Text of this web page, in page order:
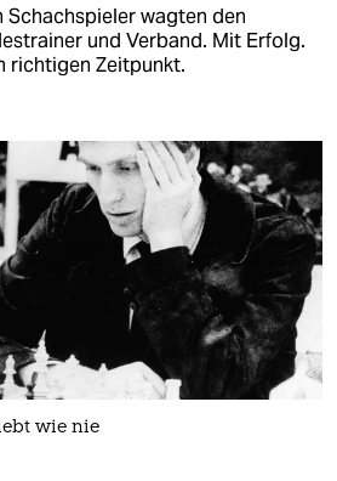
Schachspieler wagten den
und Verband. Mit Erfolg.
richtigen Zeitpunkt.
wie nie